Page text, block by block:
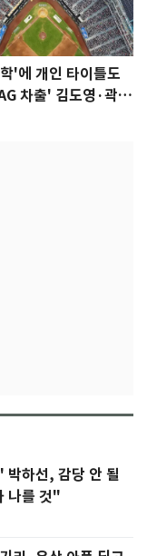
'에 개인 타이틀도
차출' 김도영·곽빈
하선, 감당 안 될
나를 것"